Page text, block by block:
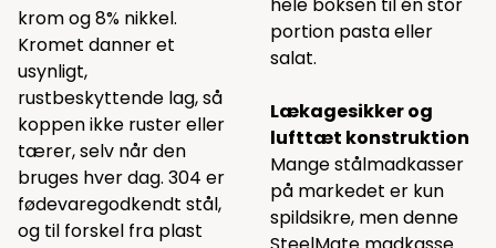
krom og 8% nikkel.
Kromet danner et
usynligt,
rustbeskyttende lag, så
koppen ikke ruster eller
tærer, selv når den
bruges hver dag. 304 er
fødevaregodkendt stål,
og til forskel fra plast
portion pasta eller
salat.
Lækagesikker og
lufttæt konstruktion
Mange stålmadkasser
på markedet er kun
spildsikre, men denne